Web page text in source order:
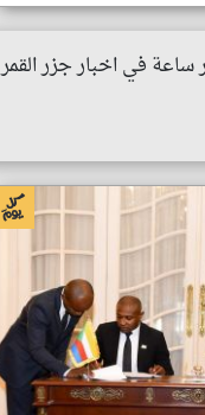
ساعة في اخبار جزر القمر